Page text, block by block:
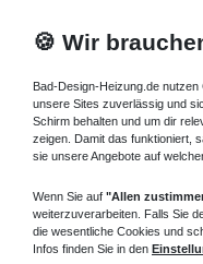
🍪 Wir
Bad-Design-Heizung.de
unsere Sites zuverlässig und
Schirm behalten und um dir
zeigen. Damit das funktioniert,
sie unsere Angebote auf
Wenn Sie auf "Allen
weiterzuverarbeiten. Falls Sie
die wesentliche Cookies und
Infos finden Sie in den